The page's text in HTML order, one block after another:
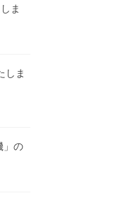
ま
しま
」の